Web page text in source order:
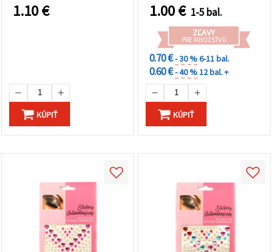
1.10€
KÚPIŤ
1.00€ 1-5 bal.
ZĽAVY
PRE MNOŽSTVO
0.70 €- 30 %6-11 bal.
0.60 €- 40 %12 bal. +
KÚPIŤ